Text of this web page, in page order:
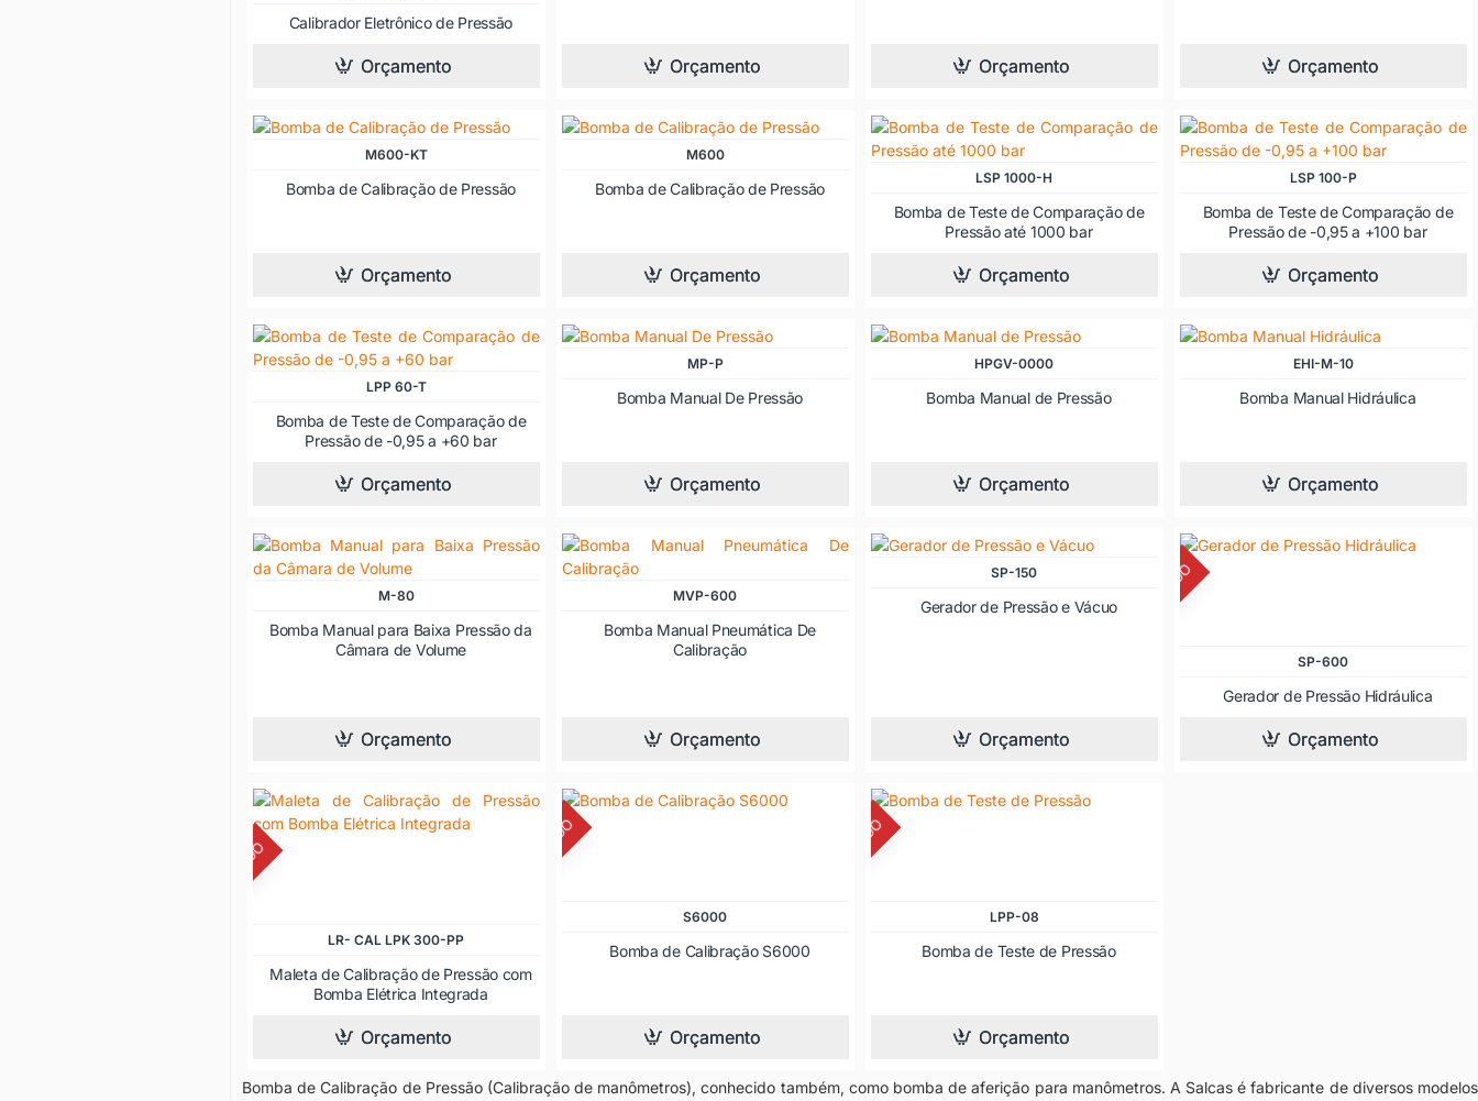
Bomba de Calibração de Pressão (Calibração de manômetros), conhecido também, como bomba de aferição para manômetros. A Salcas é fabricante de diversos modelos
Calibrador Eletrônico de Pressão
Orçamento Orçamento Orçamento Orçamento
M600-KT
Bomba de Calibração de Pressão
Orçamento
M600
Bomba de Calibração de Pressão
Orçamento
LSP 1000-H
Bomba de Teste de Comparação de
Pressão até 1000 bar
Orçamento
LSP 100-P
Bomba de Teste de Comparação de
Pressão de -0,95 a +100 bar
Orçamento
LPP 60-T
Bomba de Teste de Comparação de
Pressão de -0,95 a +60 bar
Orçamento
MP-P
Bomba Manual De Pressão
Orçamento
HPGV-0000
Bomba Manual de Pressão
Orçamento
EHI-M-10
Bomba Manual Hidráulica
Orçamento
M-80
Bomba Manual para Baixa Pressão da
Câmara de Volume
Orçamento
MVP-600
Bomba Manual Pneumática De
Calibração
Orçamento
SP-150
Gerador de Pressão e Vácuo
Orçamento
DESCONTINUADO
SP-600
Gerador de Pressão Hidráulica
Orçamento
DESCONTINUADO
LR- CAL LPK 300-PP
Maleta de Calibração de Pressão com
Bomba Elétrica Integrada
Orçamento
DESCONTINUADO
S6000
Bomba de Calibração S6000
Orçamento
DESCONTINUADO
LPP-08
Bomba de Teste de Pressão
Orçamento